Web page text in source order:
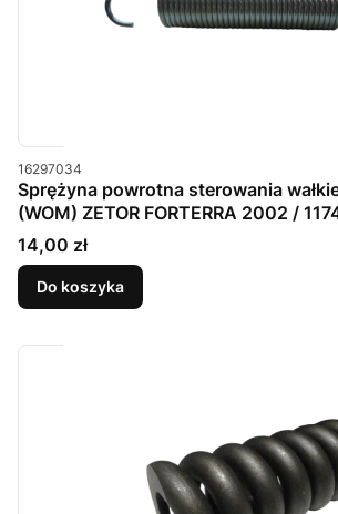
Kod produktu
16297034
Sprężyna powrotna sterowania
(WOM) ZETOR FORTERRA 2002 /
Cena
14,00 zł
Do koszyka